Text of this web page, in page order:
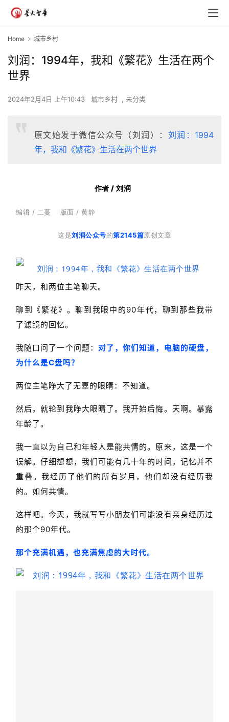
Home 城市乡村
刘润：1994年，我和《繁花》生活在两个
世界
2024年2月4日 上午10:43 城市乡村 , 未分类
原文始发于微信公众号（刘润）： 刘润：1994
年，我和《繁花》生活在两个世界
作者 / 刘润
编辑 / 二蔓 版面 / 黄静
这是刘润公众号的第2145篇原创文章
昨天，和两位主笔聊天。
聊到《繁花》。聊到我眼中的90年代，聊到那些我带
了滤镜的回忆。
我随口问了一个问题： 对了，你们知道，电脑的硬盘，
为什么是C盘吗？
两位主笔睁大了无辜的眼睛：不知道。
然后，就轮到我睁大眼睛了。我开始后悔。天啊。暴露
年龄了。
我一直以为自己和年轻人是能共情的。原来，这是一个
误解。仔细想想，我们可能有几十年的时间，记忆并不
重叠。我经历了他们的所有岁月，他们却没有经历我
的。如何共情。
这样吧。今天，我就写写小朋友们可能没有亲身经历过
的那个90年代。
那个充满机遇，也充满焦虑的大时代。